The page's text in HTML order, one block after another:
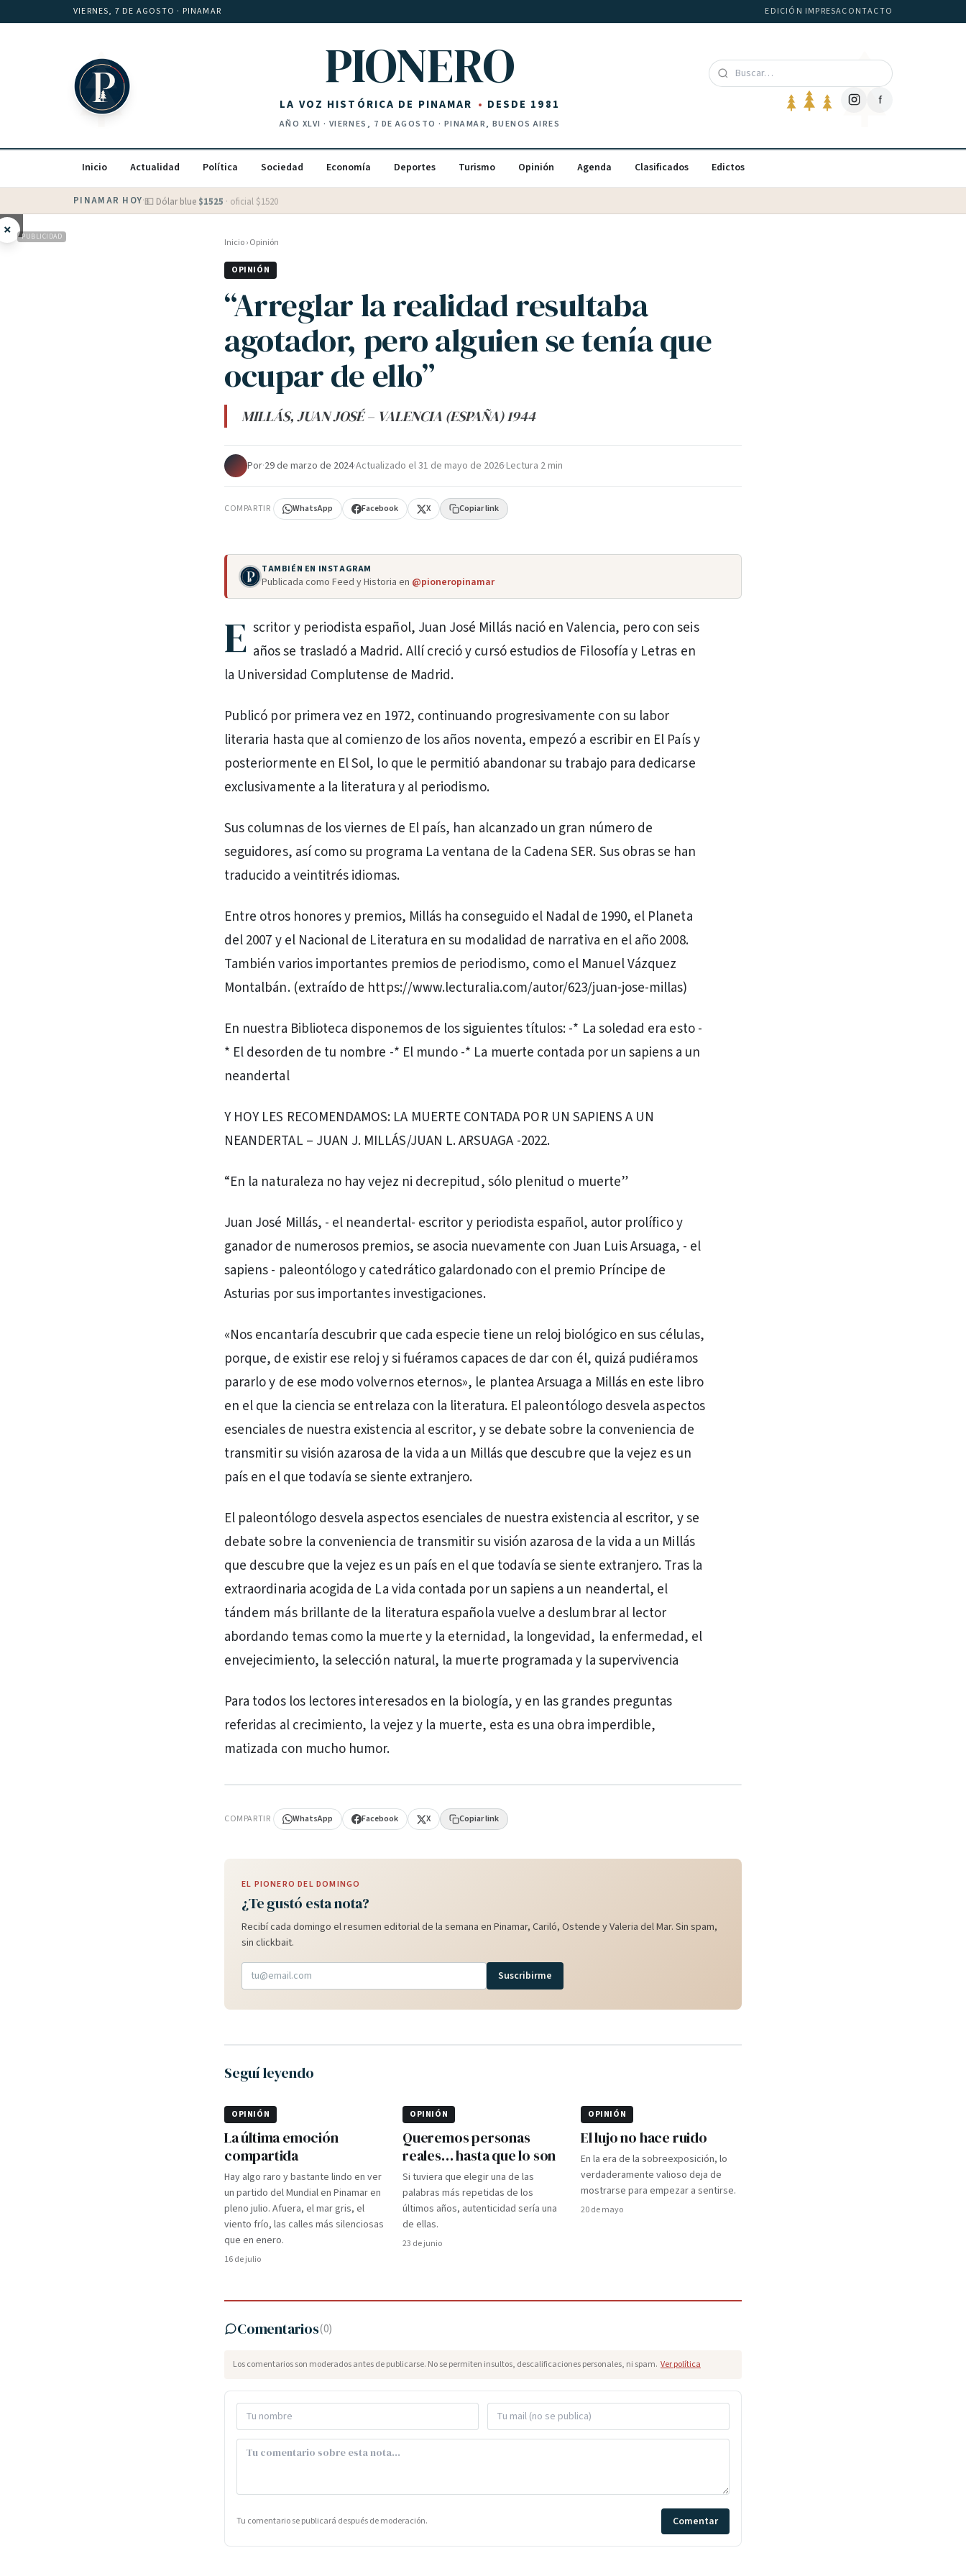
Saltar al contenidoVIERNES, 7 DE AGOSTO · PINAMAR EDICIÓN IMPRESACONTACTO
PIONERO
LA VOZ HISTÓRICA DE PINAMAR DESDE 1981
AÑO XLVI · VIERNES, 7 DE AGOSTO · PINAMAR, BUENOS AIRES
f
Inicio Actualidad Política Sociedad Economía Deportes Turismo Opinión Agenda Clasificados Edictos
PINAMAR HOY·💵 Dólar blue $1525 · oficial $1520
× PUBLICIDAD Inicio›Opinión
OPINIÓN
“Arreglar la realidad resultaba
agotador, pero alguien se tenía que
ocupar de ello”
MILLÁS, JUAN JOSÉ – VALENCIA (ESPAÑA) 1944
Por·29 de marzo de 2024·Actualizado el31 de mayo de 2026·Lectura 2 min
COMPARTIR WhatsApp Facebook X Copiar link
TAMBIÉN EN INSTAGRAM
Publicada como Feed y Historia en @pioneropinamar
E scritor y periodista español, Juan José Millás nació en Valencia, pero con seis
años se trasladó a Madrid. Allí creció y cursó estudios de Filosofía y Letras en
la Universidad Complutense de Madrid.
Publicó por primera vez en 1972, continuando progresivamente con su labor
literaria hasta que al comienzo de los años noventa, empezó a escribir en El País y
posteriormente en El Sol, lo que le permitió abandonar su trabajo para dedicarse
exclusivamente a la literatura y al periodismo.
Sus columnas de los viernes de El país, han alcanzado un gran número de
seguidores, así como su programa La ventana de la Cadena SER. Sus obras se han
traducido a veintitrés idiomas.
Entre otros honores y premios, Millás ha conseguido el Nadal de 1990, el Planeta
del 2007 y el Nacional de Literatura en su modalidad de narrativa en el año 2008.
También varios importantes premios de periodismo, como el Manuel Vázquez
Montalbán. (extraído de https://www.lecturalia.com/autor/623/juan-jose-millas)
En nuestra Biblioteca disponemos de los siguientes títulos: -* La soledad era esto -
* El desorden de tu nombre -* El mundo -* La muerte contada por un sapiens a un
neandertal
Y HOY LES RECOMENDAMOS: LA MUERTE CONTADA POR UN SAPIENS A UN
NEANDERTAL – JUAN J. MILLÁS/JUAN L. ARSUAGA -2022.
“En la naturaleza no hay vejez ni decrepitud, sólo plenitud o muerte”
Juan José Millás, - el neandertal- escritor y periodista español, autor prolífico y
ganador de numerosos premios, se asocia nuevamente con Juan Luis Arsuaga, - el
sapiens - paleontólogo y catedrático galardonado con el premio Príncipe de
Asturias por sus importantes investigaciones.
«Nos encantaría descubrir que cada especie tiene un reloj biológico en sus células,
porque, de existir ese reloj y si fuéramos capaces de dar con él, quizá pudiéramos
pararlo y de ese modo volvernos eternos», le plantea Arsuaga a Millás en este libro
en el que la ciencia se entrelaza con la literatura. El paleontólogo desvela aspectos
esenciales de nuestra existencia al escritor, y se debate sobre la conveniencia de
transmitir su visión azarosa de la vida a un Millás que descubre que la vejez es un
país en el que todavía se siente extranjero.
El paleontólogo desvela aspectos esenciales de nuestra existencia al escritor, y se
debate sobre la conveniencia de transmitir su visión azarosa de la vida a un Millás
que descubre que la vejez es un país en el que todavía se siente extranjero. Tras la
extraordinaria acogida de La vida contada por un sapiens a un neandertal, el
tándem más brillante de la literatura española vuelve a deslumbrar al lector
abordando temas como la muerte y la eternidad, la longevidad, la enfermedad, el
envejecimiento, la selección natural, la muerte programada y la supervivencia
Para todos los lectores interesados en la biología, y en las grandes preguntas
referidas al crecimiento, la vejez y la muerte, esta es una obra imperdible,
matizada con mucho humor.
COMPARTIR WhatsApp Facebook X Copiar link
EL PIONERO DEL DOMINGO
¿Te gustó esta nota?
Recibí cada domingo el resumen editorial de la semana en Pinamar, Cariló, Ostende y Valeria del Mar. Sin spam,
sin clickbait.
Suscribirme
Seguí leyendo
OPINIÓN
La última emoción
compartida
Hay algo raro y bastante lindo en ver
un partido del Mundial en Pinamar en
pleno julio. Afuera, el mar gris, el
viento frío, las calles más silenciosas
que en enero.
16 de julio
OPINIÓN
Queremos personas
reales… hasta que lo son
Si tuviera que elegir una de las
palabras más repetidas de los
últimos años, autenticidad sería una
de ellas.
23 de junio
OPINIÓN
El lujo no hace ruido
En la era de la sobreexposición, lo
verdaderamente valioso deja de
mostrarse para empezar a sentirse.
20 de mayo
Comentarios(0)
Los comentarios son moderados antes de publicarse. No se permiten insultos, descalificaciones personales, ni spam. Ver política
Tu comentario se publicará después de moderación. Comentar